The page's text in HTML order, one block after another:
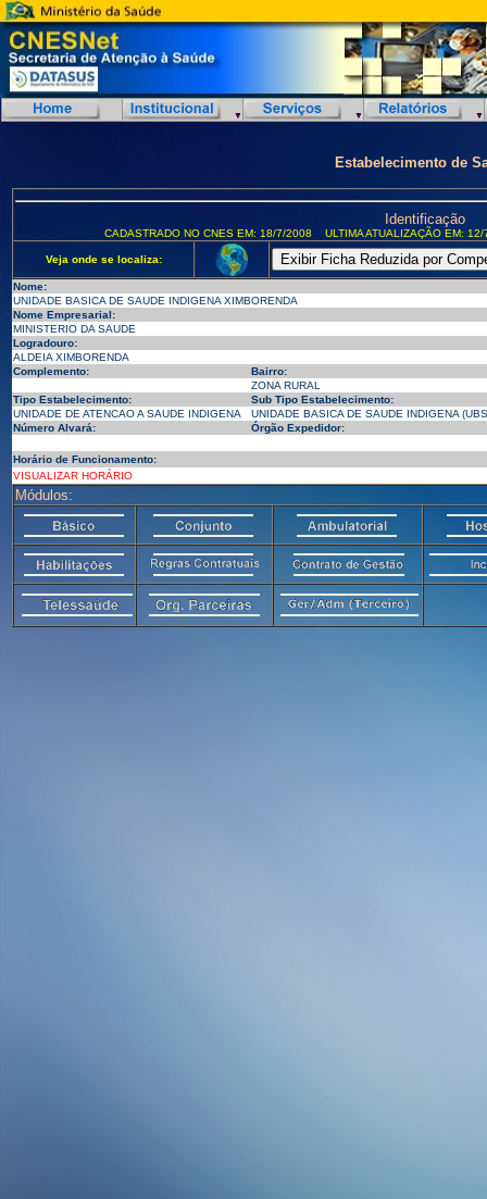
Estabelecimento de
Identificação
CADASTRADO NO CNES EM: 18/7/2008 ULTIMA ATUALIZAÇÃO EM:
Veja onde se localiza:
Nome:
UNIDADE BASICA DE SAUDE INDIGENA XIMBORENDA
Nome Empresarial:
MINISTERIO DA SAUDE
Logradouro:
ALDEIA XIMBORENDA
Complemento:
Bairro:
ZONA RURAL
Tipo Estabelecimento:
Sub Tipo Estabelecimento:
UNIDADE DE ATENCAO A SAUDE INDIGENA
UNIDADE BASICA DE SAUDE INDIGENA
Número Alvará:
Órgão Expedidor:
Horário de Funcionamento:
VISUALIZAR HORÁRIO
Módulos: